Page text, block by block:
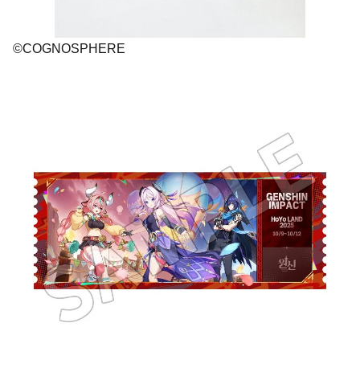
©COGNOSPHERE